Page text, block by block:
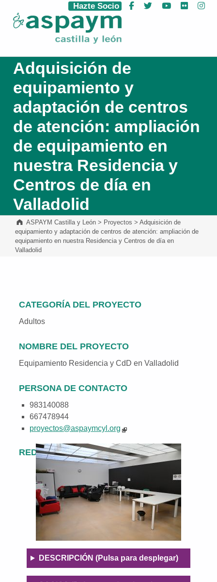
ASPAYM Castilla y León
Hazte Socio Facebook
Twitter YouTube
Flickr
Adquisición de
equipamiento y
adaptación de centros
de atención: ampliación
de equipamiento en
nuestra Residencia y
Centros de día en
Valladolid
ASPAYM Castilla y León> Proyectos > Adquisición de
equipamiento y adaptación de centros de atención: ampliación de
equipamiento en nuestra Residencia y Centros de día en
Valladolid
CATEGORÍA DEL PROYECTO
Adultos
NOMBRE DEL PROYECTO
Equipamiento Residencia y CdD en Valladolid
PERSONA DE CONTACTO
983140088
667478944
proyectos@aspaymcyl.org
REDES SOCIALES
Descripció
DESCRIPCIÓN (Pulsa para desplegar)